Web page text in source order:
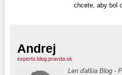
chcete, aby bol
Andrej
experts.blog.pravda.sk
Len ďalšia Blog -